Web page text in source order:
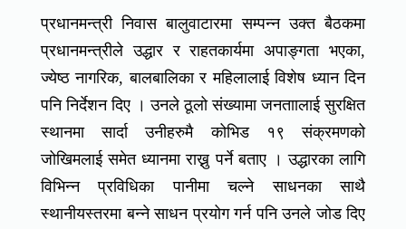
प्रधानमन्त्री निवास बालुवाटारमा सम्पन्न उक्त बैठकमा
प्रधानमन्त्रीले उद्धार र राहतकार्यमा अपाङ्गता भएका,
ज्येष्ठ नागरिक, बालबालिका र महिलालाई विशेष ध्यान दिन
पनि निर्देशन दिए । उनले ठूलो संख्यामा जनताालाई सुरक्षित
स्थानमा सार्दा उनीहरुमै कोभिड १९ संक्रमणको
जोखिमलाई समेत ध्यानमा राख्नु पर्ने बताए । उद्धारका लागि
विभिन्न प्रविधिका पानीमा चल्ने साधनका साथै
स्थानीयस्तरमा बन्ने साधन प्रयोग गर्न पनि उनले जोड दिए